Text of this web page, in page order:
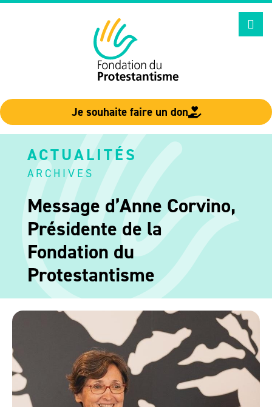
Je souhaite faire un don
ACTUALITÉS
ARCHIVES
Message d’Anne Corvino,
Présidente de la
Fondation du
Protestantisme